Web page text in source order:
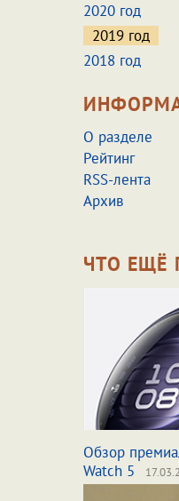
2020 год
2019 год
2018 год
О разделе
Рейтинг
RSS-лента
Архив
ЧТО ЕЩЁ
Обзор
Watch 5